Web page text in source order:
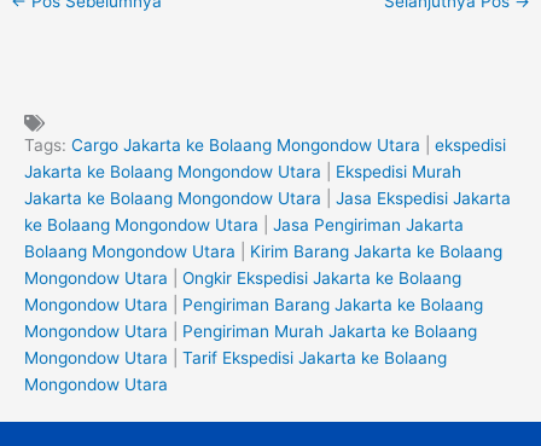
Tags: Cargo Jakarta ke Bolaang Mongondow Utara
ekspedisi
Jakarta ke Bolaang Mongondow Utara
Ekspedisi Murah
Jakarta ke Bolaang Mongondow Utara
Jasa Ekspedisi Jakarta
ke Bolaang Mongondow Utara
Jasa Pengiriman Jakarta
Bolaang Mongondow Utara
Kirim Barang Jakarta ke Bolaang
Mongondow Utara
Ongkir Ekspedisi Jakarta ke Bolaang
Mongondow Utara
Pengiriman Barang Jakarta ke Bolaang
Mongondow Utara
Pengiriman Murah Jakarta ke Bolaang
Mongondow Utara
Tarif Ekspedisi Jakarta ke Bolaang
Mongondow Utara